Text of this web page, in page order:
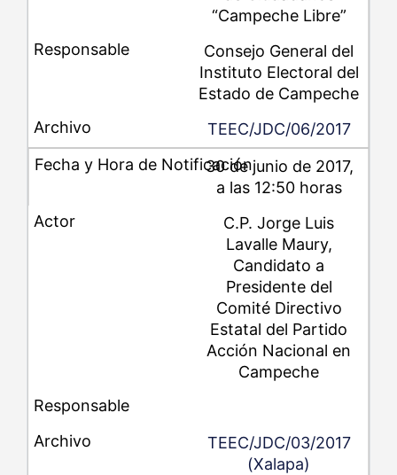
“Campeche Libre”
Consejo General del
Instituto Electoral del
Estado de Campeche
TEEC/JDC/06/2017
30 de junio de 2017,
a las 12:50 horas
C.P. Jorge Luis
Lavalle Maury,
Candidato a
Presidente del
Comité Directivo
Estatal del Partido
Acción Nacional en
Campeche
TEEC/JDC/03/2017
(Xalapa)